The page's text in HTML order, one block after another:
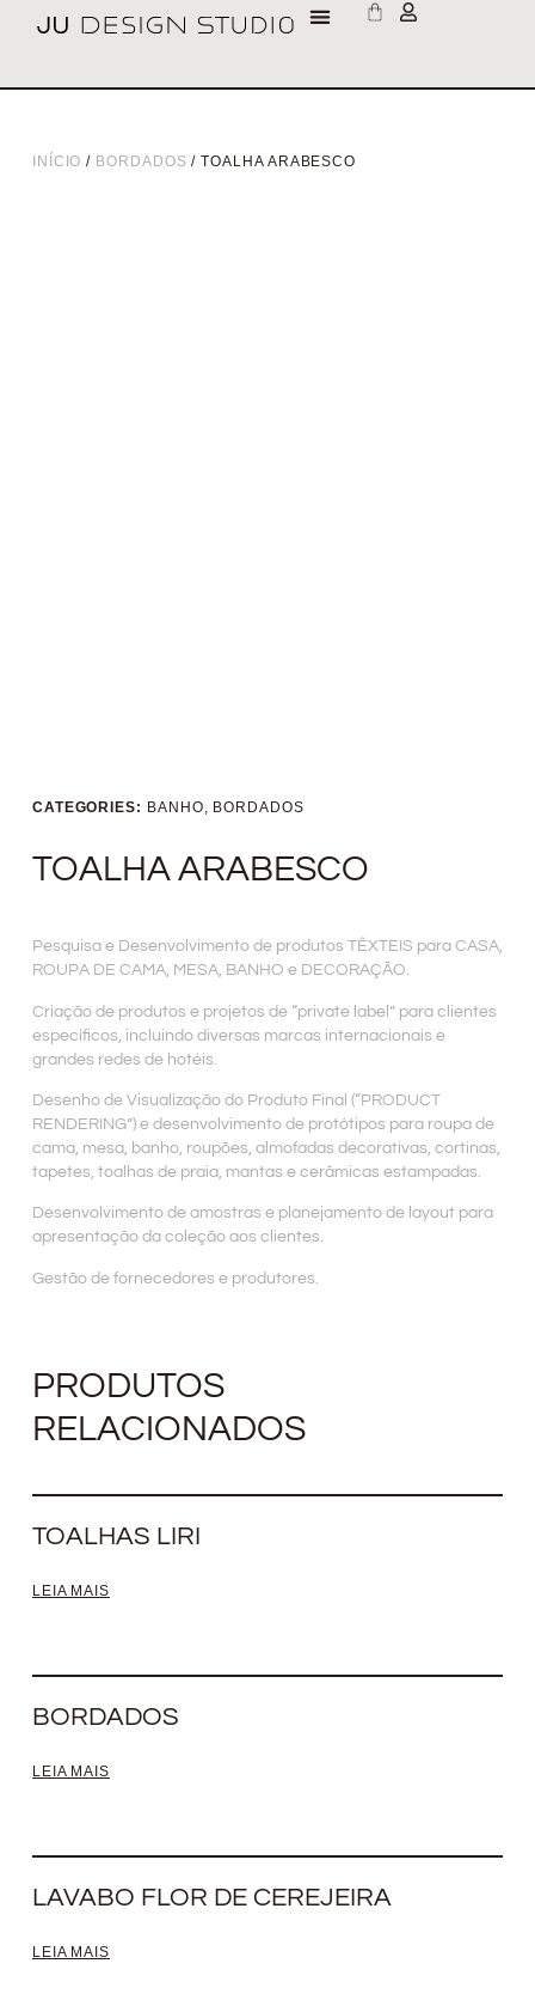
INÍCIO / BORDADOS / TOALHA ARABESCO
CATEGORIES: BANHO, BORDADOS
TOALHA ARABESCO
Pesquisa e Desenvolvimento de produtos TÊXTEIS para CASA,
ROUPA DE CAMA, MESA, BANHO e DECORAÇÃO.
Criação de produtos e projetos de “private label” para clientes
específicos, incluindo diversas marcas internacionais e
grandes redes de hotéis.
Desenho de Visualização do Produto Final (“PRODUCT
RENDERING”) e desenvolvimento de protótipos para roupa de
cama, mesa, banho, roupões, almofadas decorativas, cortinas,
tapetes, toalhas de praia, mantas e cerâmicas estampadas.
Desenvolvimento de amostras e planejamento de layout para
apresentação da coleção aos clientes.
Gestão de fornecedores e produtores.
PRODUTOS
RELACIONADOS
TOALHAS LIRI
LEIA MAIS
BORDADOS
LEIA MAIS
LAVABO FLOR DE CEREJEIRA
LEIA MAIS